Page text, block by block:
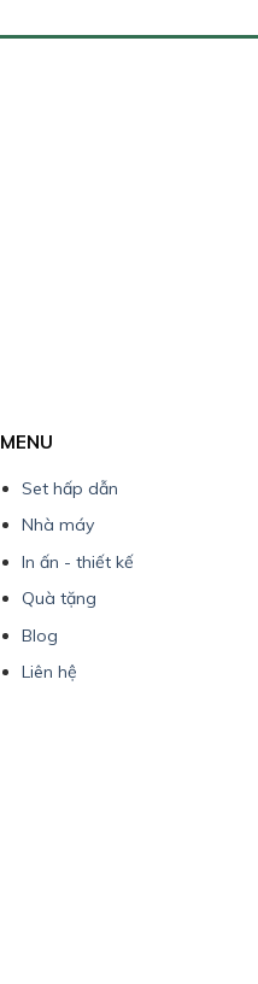
MENU
Set hấp dẫn
Nhà máy
In ấn - thiết kế
Quà tặng
Blog
Liên hệ